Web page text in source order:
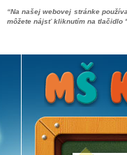
“Na našej webovej stránke
môžete nájsť kliknutím na tlačidlo